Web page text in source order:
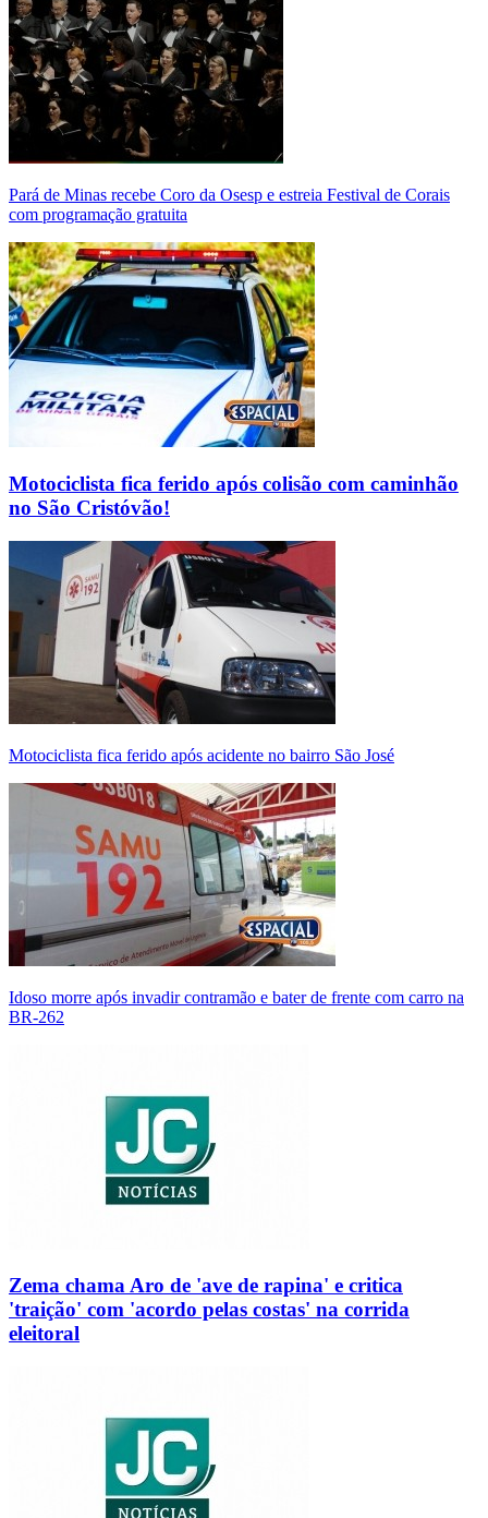
Pará de Minas recebe Coro da Osesp e estreia Festival de Corais
com programação gratuita
Motociclista fica ferido após colisão com caminhão
no São Cristóvão!
Motociclista fica ferido após acidente no bairro São José
Idoso morre após invadir contramão e bater de frente com carro na
BR-262
Zema chama Aro de 'ave de rapina' e critica
'traição' com 'acordo pelas costas' na corrida
eleitoral